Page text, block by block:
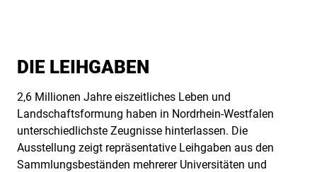
DIE LEIHGABEN
2,6 Millionen Jahre eiszeitliches Leben und
Landschaftsformung haben in Nordrhein-Westfalen
unterschiedlichste Zeugnisse hinterlassen. Die
Ausstellung zeigt repräsentative Leihgaben aus den
Sammlungsbeständen mehrerer Universitäten und